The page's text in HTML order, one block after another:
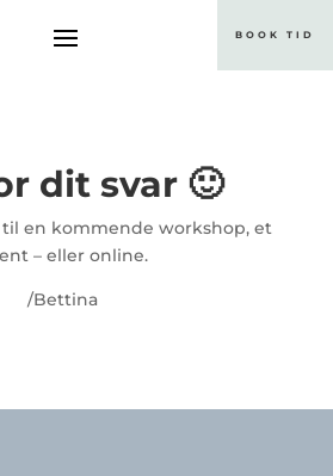
BOOK TID
dit svar 🙂
til en kommende workshop, et
– eller online.
/Bettina